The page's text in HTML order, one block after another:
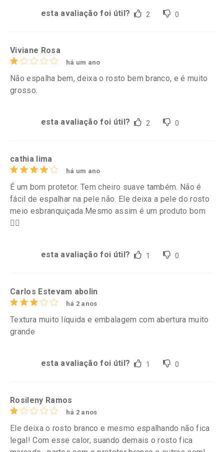
esta avaliação foi útil? 2 0
Viviane Rosa
há um ano
Não espalha bem, deixa o rosto bem branco, e é muito
grosso.
esta avaliação foi útil? 2 0
cathia lima
há um ano
É um bom protetor. Tem cheiro suave também. Não é
fácil de espalhar na pele não. Ele deixa a pele do rosto
meio esbranquiçada.Mesmo assim é um produto bom
👍🏼
esta avaliação foi útil? 1 0
Carlos Estevam abolin
há 2 anos
Textura muito líquida e embalagem com abertura muito
grande
esta avaliação foi útil? 1 0
Rosileny Ramos
há 2 anos
Ele deixa o rosto branco e mesmo espalhando não fica
legal! Com esse calor, suando demais o rosto fica